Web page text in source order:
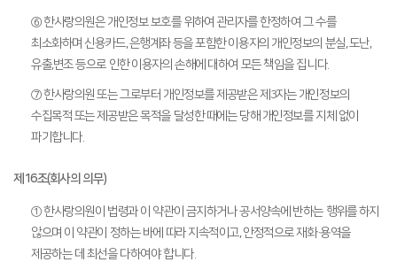
⑥ 한사랑의원은 개인정보 보호를 위하여 관리자를 한정하여 그 수를
최소화하며 신용카드, 은행계좌 등을 포함한 이용자의 개인정보의 분실, 도난,
유출,변조 등으로 인한 이용자의 손해에 대하여 모든 책임을 집니다.
⑦ 한사랑의원 또는 그로부터 개인정보를 제공받은 제3자는 개인정보의
수집목적 또는 제공받은 목적을 달성한 때에는 당해 개인정보를 지체 없이
파기합니다.
제16조(회사의 의무)
① 한사랑의원이 법령과 이 약관이 금지하거나 공서양속에 반하는 행위를 하지
않으며 이 약관이 정하는 바에 따라 지속적이고, 안정적으로 재화·용역을
제공하는 데 최선을 다하여야 합니다.